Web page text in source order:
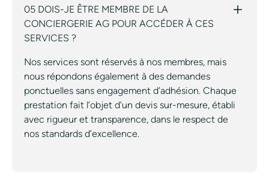
05 DOIS-JE ÊTRE MEMBRE DE LA
CONCIERGERIE AG POUR ACCÉDER À CES
SERVICES ?
Nos services sont réservés à nos membres, mais
nous répondons également à des demandes
ponctuelles sans engagement d’adhésion. Chaque
prestation fait l’objet d’un devis sur-mesure, établi
avec rigueur et transparence, dans le respect de
nos standards d’excellence.